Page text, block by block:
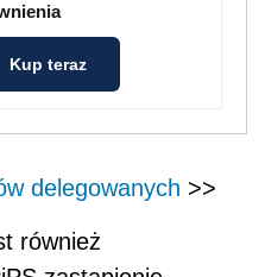
Kup teraz
delegowanych >>
również